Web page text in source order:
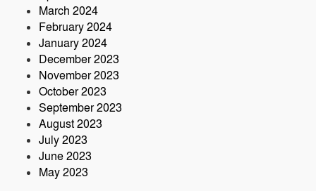
March 2024
February 2024
January 2024
December 2023
November 2023
October 2023
September 2023
August 2023
July 2023
June 2023
May 2023